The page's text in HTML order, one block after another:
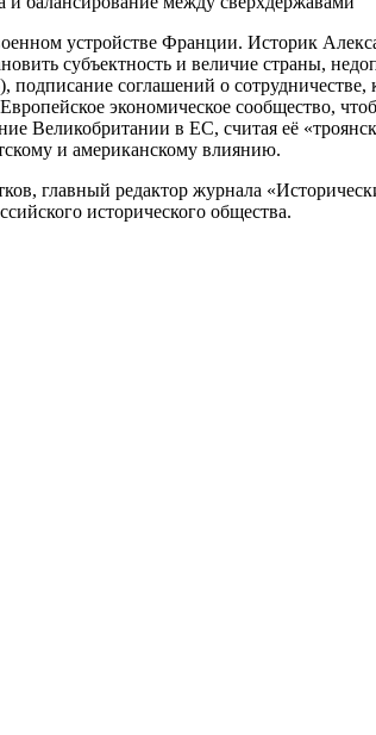
устройстве Франции. Историк
субъектность и величие страны,
соглашений о
экономическое сообщество,
Великобритании в ЕС, считая её
и американскому влиянию.
главный редактор журнала
исторического общества.